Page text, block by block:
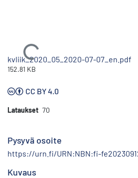
Ladataan...
kvliik_2020_05_2020-07-07_en.pdf
152.81 KB
CC BY 4.0
Lataukset 70
Pysyvä osoite
https://urn.fi/URN:NBN:fi-
Kuvaus